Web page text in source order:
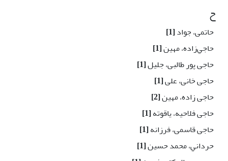
ح
حاتمی، جواد[1]
حاجي‌زاده، مهین[1]
حاجی پور طالبی، جلیل[1]
حاجی خانی، علی[1]
حاجی زاده، مهین[2]
حاجی فلاحیه، یاقوته[1]
حاجی قاسمی، فرزانه[1]
حرداني، محمد حسين[1]